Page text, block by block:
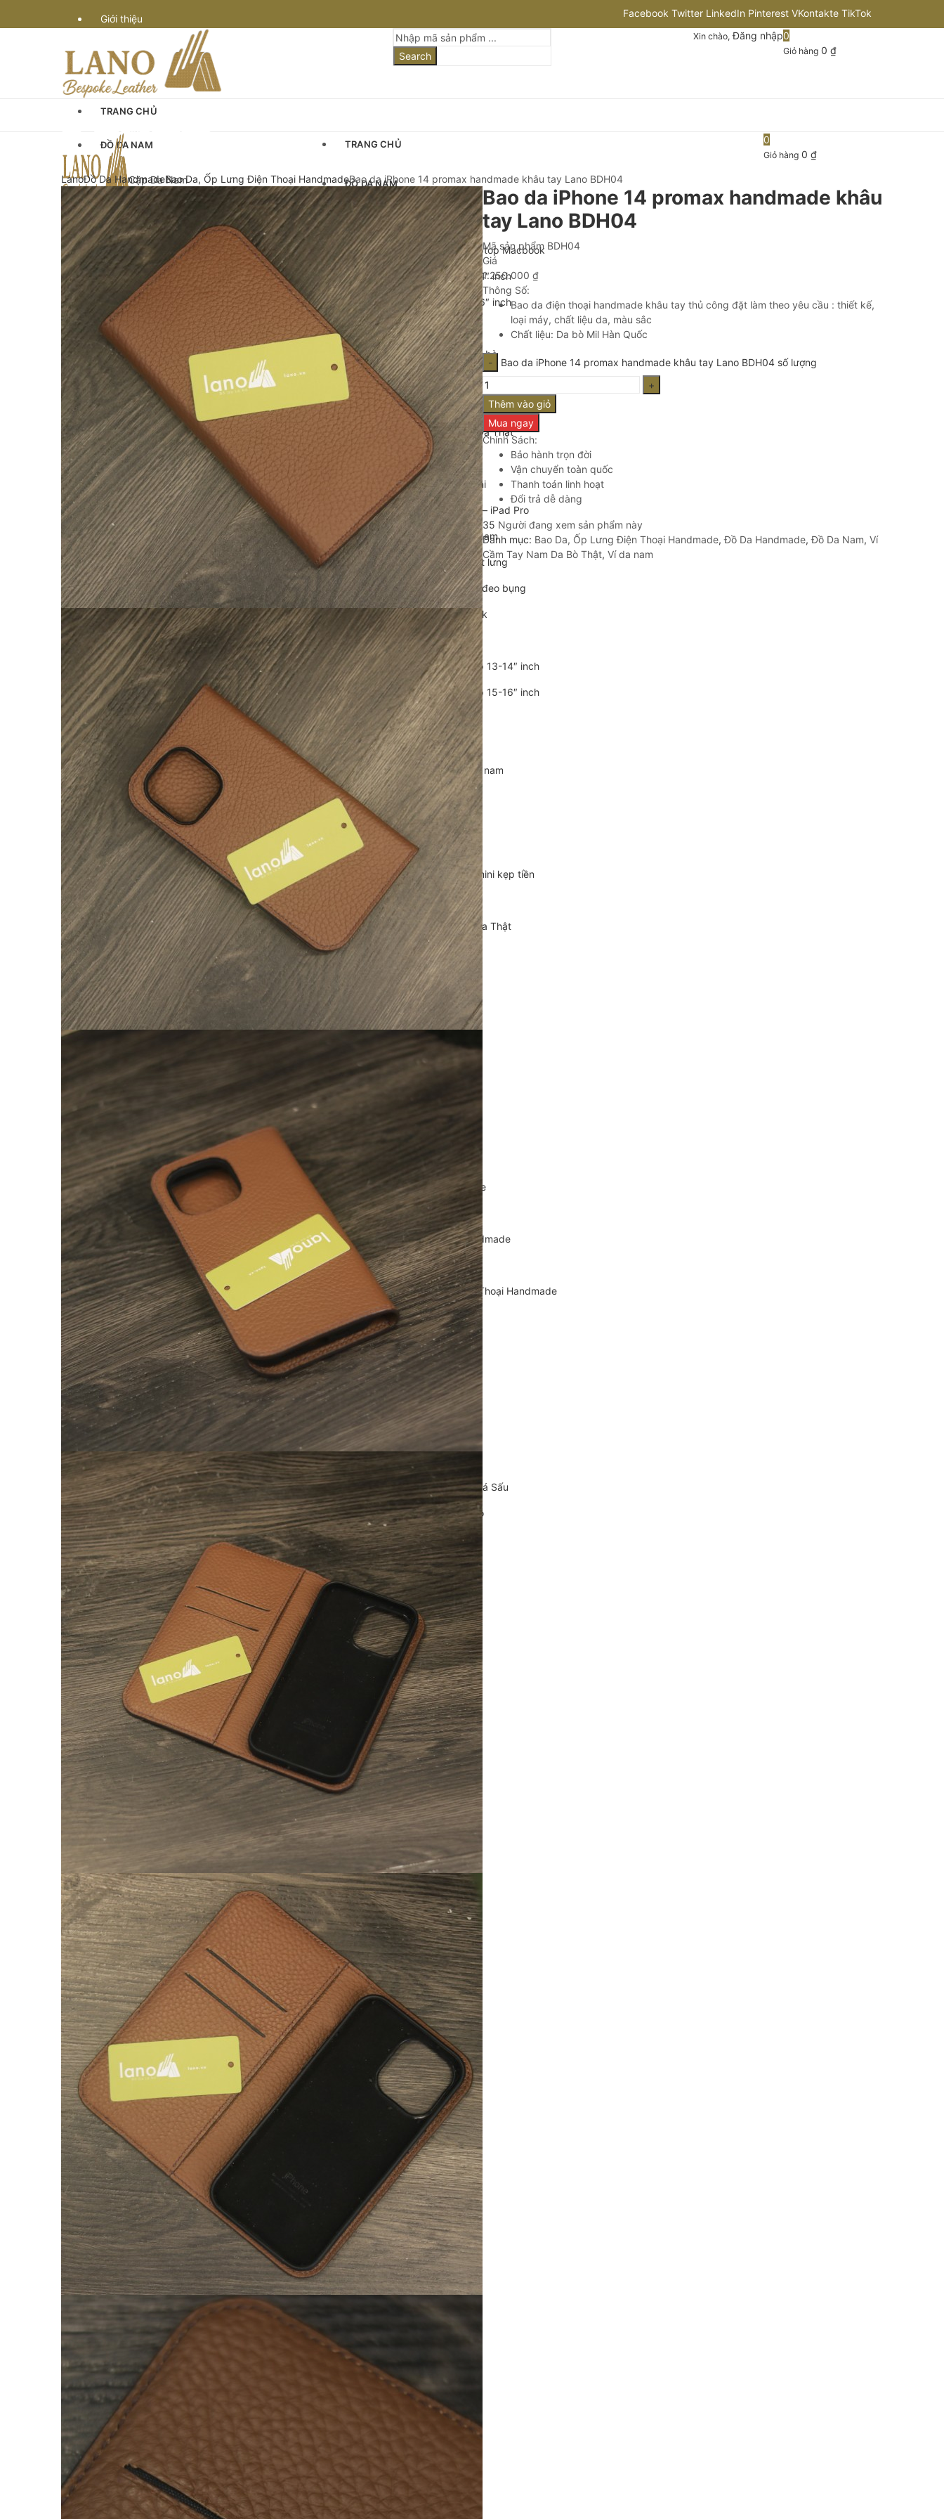
Giới thiệu
Vận chuyển
Bảo hành
Quy định & thanh toán
Góc Tư Vấn
Chế tác đồ da
Facebook Twitter LinkedIn Pinterest VKontakte TikTok
Flickr Youtube Github
Search
Xin chào, Đăng nhập0
Giỏ hàng 0 ₫
TRANG CHỦ
ĐỒ DA NAM
Cặp Da Nam
Cặp Da Đựng Laptop Macbook
Cặp Laptop 13-14″ inch
Cặp Laptop 15-16″ inch
Cặp da cán bộ
Cặp xách nam da bò
Túi da nam
Túi đeo chéo nam
Túi Bao Tử Nam Da Thật
Túi đeo chéo mini
Túi đựng iPad mini
Túi đựng iPad Air – iPad Pro
Túi Da Cầm Tay Nam
Túi đeo hông, thắt lưng
Túi da đeo ngực, đeo bụng
Túi đựng macbook
Balo Da Nam
Balo đựng Laptop 13-14″ inch
Balo đựng Laptop 15-16″ inch
Balo mini da thật
Balo du lịch
Balo da đeo chéo nam
Ví da nam
Ví Cầm Tay Nam
Ví Ngắn Nam
Ví đựng thẻ – Ví mini kẹp tiền
Ví da cá sấu
Túi Du Lịch, Túi Trống Da Thật
Túi Xách Da Nam
ĐỒ DA NỮ
Balo nữ da thật
Túi đeo chéo da nữ
Ví Clutch cầm tay nữ
Bóp Ví Da Handmade
Túi Da Clutch handmade
Túi da nữ handmade
Dây Thắt Lưng Da Handmade
Cặp Da Handmade
Bao Da, Ốp Lưng Điện Thoại Handmade
Chế tác đồ da
CLUTCH
KHUYẾN MÃI
ĐỒ DA CÁ SẤU
Ví da cá sấu
Ví Cầm Tay Clutch Da Cá Sấu
Túi Xách – Túi Đeo Chéo
Ví kẹp tiền
LIÊN HỆ
TRANG CHỦ
ĐỒ DA NAM
Cặp Da Nam
Cặp Da Đựng Laptop Macbook
Cặp Laptop 13-14″ inch
Cặp Laptop 15-16″ inch
Cặp da cán bộ
Cặp xách nam da bò
Túi da nam
Túi đeo chéo nam
Túi Bao Tử Nam Da Thật
Túi đeo chéo mini
Túi đựng iPad mini
Túi đựng iPad Air – iPad Pro
Túi Da Cầm Tay Nam
Túi đeo hông, thắt lưng
Túi da đeo ngực, đeo bụng
Túi đựng macbook
Balo Da Nam
Balo đựng Laptop 13-14″ inch
Balo đựng Laptop 15-16″ inch
Balo mini da thật
Balo du lịch
Balo da đeo chéo nam
Ví da nam
Ví Cầm Tay Nam
Ví Ngắn Nam
Ví đựng thẻ – Ví mini kẹp tiền
Ví da cá sấu
Túi Du Lịch, Túi Trống Da Thật
Túi Xách Da Nam
Balo nữ da thật
Túi đeo chéo da nữ
Ví Clutch cầm tay nữ
ĐỒ DA HANDMADE
Bóp Ví Da Handmade
Túi Da Clutch handmade
Túi da nữ handmade
Dây Thắt Lưng Da Handmade
Cặp Da Handmade
Bao Da, Ốp Lưng Điện Thoại Handmade
Chế tác đồ da
CLUTCH
KHUYẾN MÃI
ĐỒ DA CÁ SẤU
Ví da cá sấu
Ví Cầm Tay Clutch Da Cá Sấu
Túi Xách – Túi Đeo Chéo
Ví kẹp tiền
LIÊN HỆ
0
Giỏ hàng 0 ₫
LanoĐồ Da HandmadeBao Da, Ốp Lưng Điện Thoại HandmadeBao da iPhone 14 promax handmade khâu tay Lano BDH04
Bao da iPhone 14 promax handmade khâu
tay Lano BDH04
Mã sản phẩm BDH04
Giá
1.250.000 ₫
Thông Số:
Bao da điện thoại handmade khâu tay thủ công đặt làm theo yêu cầu : thiết kế,
loại máy, chất liệu da, màu sắc
Chất liệu: Da bò Mil Hàn Quốc
Bao da iPhone 14 promax handmade khâu tay Lano BDH04 số lượng
Thêm vào giỏ
Mua ngay
Chính Sách:
Bảo hành trọn đời
Vận chuyển toàn quốc
Thanh toán linh hoạt
Đổi trả dễ dàng
35 Người đang xem sản phẩm này
Danh mục: Bao Da, Ốp Lưng Điện Thoại Handmade,Đồ Da Handmade,Đồ Da Nam, Ví
Cầm Tay Nam Da Bò Thật, Ví da nam